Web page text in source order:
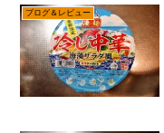
ブログ＆レビュー